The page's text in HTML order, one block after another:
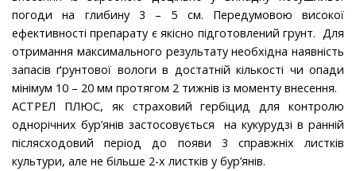
погоди на глибину 3 – 5 см. Передумовою високої
ефективності препарату є якісно підготовлений грунт. Для
отримання максимального результату необхідна наявність
запасів ґрунтової вологи в достатній кількості чи опади
мінімум 10 – 20 мм протягом 2 тижнів із моменту внесення.
АСТРЕЛ ПЛЮС, як страховий гербіцид для контролю
однорічних бур’янів застосовується на кукурудзі в ранній
післясходовий період до появи 3 справжніх листків
культури, але не більше 2-х листків у бур’янів.